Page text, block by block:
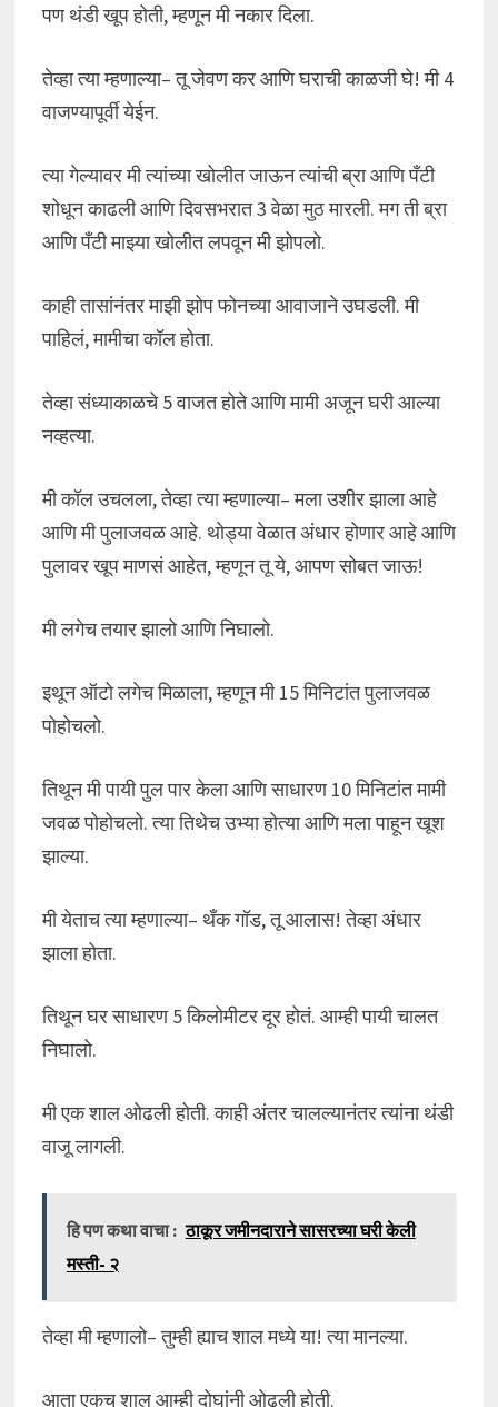
पण थंडी खूप होती, म्हणून मी नकार दिला.
तेव्हा त्या म्हणाल्या– तू जेवण कर आणि घराची काळजी घे! मी 4
वाजण्यापूर्वी येईन.
त्या गेल्यावर मी त्यांच्या खोलीत जाऊन त्यांची ब्रा आणि पँटी
शोधून काढली आणि दिवसभरात 3 वेळा मुठ मारली. मग ती ब्रा
आणि पँटी माझ्या खोलीत लपवून मी झोपलो.
काही तासांनंतर माझी झोप फोनच्या आवाजाने उघडली. मी
पाहिलं, मामीचा कॉल होता.
तेव्हा संध्याकाळचे 5 वाजत होते आणि मामी अजून घरी आल्या
नव्हत्या.
मी कॉल उचलला, तेव्हा त्या म्हणाल्या– मला उशीर झाला आहे
आणि मी पुलाजवळ आहे. थोड्या वेळात अंधार होणार आहे आणि
पुलावर खूप माणसं आहेत, म्हणून तू ये, आपण सोबत जाऊ!
मी लगेच तयार झालो आणि निघालो.
इथून ऑटो लगेच मिळाला, म्हणून मी 15 मिनिटांत पुलाजवळ
पोहोचलो.
तिथून मी पायी पुल पार केला आणि साधारण 10 मिनिटांत मामी
जवळ पोहोचलो. त्या तिथेच उभ्या होत्या आणि मला पाहून खूश
झाल्या.
मी येताच त्या म्हणाल्या– थँक गॉड, तू आलास! तेव्हा अंधार
झाला होता.
तिथून घर साधारण 5 किलोमीटर दूर होतं. आम्ही पायी चालत
निघालो.
मी एक शाल ओढली होती. काही अंतर चालल्यानंतर त्यांना थंडी
वाजू लागली.
हि पण कथा वाचा : ठाकूर जमीनदाराने सासरच्या घरी केली
मस्ती- २
तेव्हा मी म्हणालो– तुम्ही ह्याच शाल मध्ये या! त्या मानल्या.
आता एकच शाल आम्ही दोघांनी ओढली होती.